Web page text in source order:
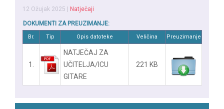
12 Ožujak 2025 Natječaji
DOKUMENTI ZA PREUZIMANJE:
Br. Tip Opis datoteke Veličina Preuzimanje
1.
NATJEČAJ ZA
UČITELJA/ICU
GITARE
221 KB